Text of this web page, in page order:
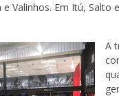
e Valinhos. Em Itú,
A